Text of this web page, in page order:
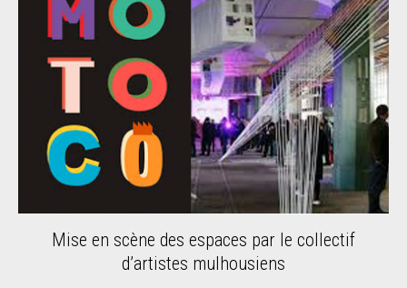
Mise en scène des espaces par le collectif
d’artistes mulhousiens